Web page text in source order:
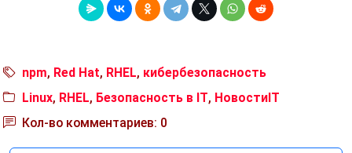
npm, Red Hat, RHEL, кибербезопасность
Linux, RHEL, Безопасность в IT, НовостиIT
Кол-во комментариев: 0